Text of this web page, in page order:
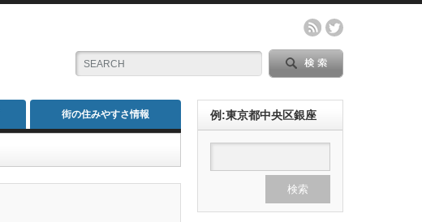
街の住みやすさ情報 例:東京都中央区銀座